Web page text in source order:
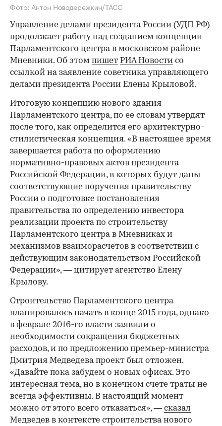
Фото: Антон Новодережкин/ТАСС
Управление делами президента России (УДП РФ)
продолжает работу над созданием концепции
Парламентского центра в московском районе
Мневники. Об этом пишет РИА Новости со
ссылкой на заявление советника управляющего
делами президента России Елены Крыловой.
Итоговую концепцию нового здания
Парламентского центра, по ее словам утвердят
после того, как определится его архитектурно-
стилистическая концепция. «В настоящее время
завершается работа по оформлению
нормативно-правовых актов президента
Российской Федерации, в которых будут даны
соответствующие поручения правительству
России о подготовке постановления
правительства по определению инвестора
реализации проекта по строительству
Парламентского центра в Мневниках и
механизмов взаиморасчетов в соответствии с
действующим законодательством Российской
Федерации», — цитирует агентство Елену
Крылову.
Строительство Парламентского центра
планировалось начать в конце 2015 года, однако
в феврале 2016-го власти заявили о
необходимости сокращения бюджетных
расходов, и по предложению премьер-министра
Дмитрия Медведева проект был отложен.
«Давайте пока забудем о новых офисах. Это
интересная тема, но в конечном счете траты не
всегда эффективны. В настоящий момент
можно от этого всего отказаться», — сказал
Медведев в контексте строительства нового